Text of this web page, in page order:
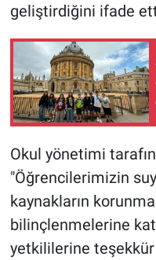
geliştirdiğini ifade
Okul yönetimi
"Öğrencilerimizin
kaynakların
bilinçlenmelerine
yetkililerine